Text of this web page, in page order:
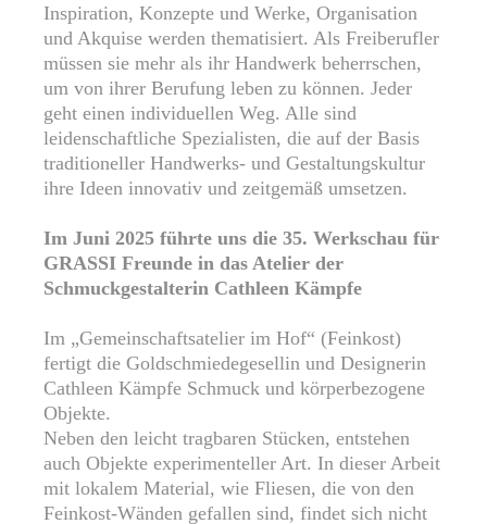
Inspiration, Konzepte und Werke, Organisation
und Akquise werden thematisiert. Als Freiberufler
müssen sie mehr als ihr Handwerk beherrschen,
um von ihrer Berufung leben zu können. Jeder
geht einen individuellen Weg. Alle sind
leidenschaftliche Spezialisten, die auf der Basis
traditioneller Handwerks- und Gestaltungskultur
ihre Ideen innovativ und zeitgemäß umsetzen.
Im Juni 2025 führte uns die 35. Werkschau für
GRASSI Freunde in das Atelier der
Schmuckgestalterin Cathleen Kämpfe
Im „Gemeinschaftsatelier im Hof“ (Feinkost)
fertigt die Goldschmiedegesellin und Designerin
Cathleen Kämpfe Schmuck und körperbezogene
Objekte.
Neben den leicht tragbaren Stücken, entstehen
auch Objekte experimenteller Art. In dieser Arbeit
mit lokalem Material, wie Fliesen, die von den
Feinkost-Wänden gefallen sind, findet sich nicht